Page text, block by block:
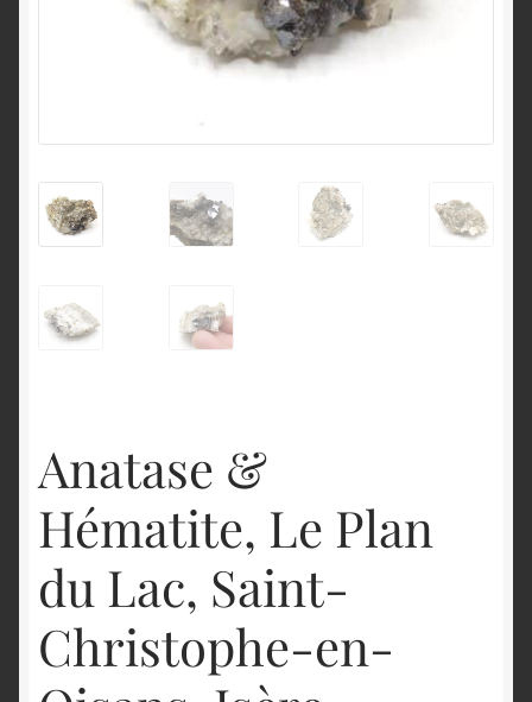
Anatase &
Hématite, Le Plan
du Lac, Saint-
Christophe-en-